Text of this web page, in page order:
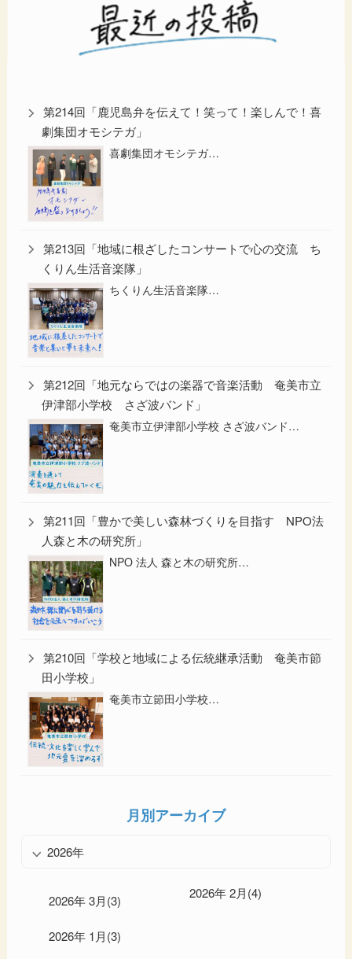
第214回「鹿児島弁を伝えて！笑って！楽しんで！喜
劇集団オモシテガ」
喜劇集団オモシテガ…
第213回「地域に根ざしたコンサートで心の交流 ち
くりん生活音楽隊」
ちくりん生活音楽隊…
第212回「地元ならではの楽器で音楽活動 奄美市立
伊津部小学校 さざ波バンド」
奄美市立伊津部小学校 さざ波バンド…
第211回「豊かで美しい森林づくりを目指す NPO法
人森と木の研究所」
NPO 法人 森と木の研究所…
第210回「学校と地域による伝統継承活動 奄美市節
田小学校」
奄美市立節田小学校…
月別アーカイブ
2026年
2026年 3月(3) 2026年 2月(4)
2026年 1月(3)